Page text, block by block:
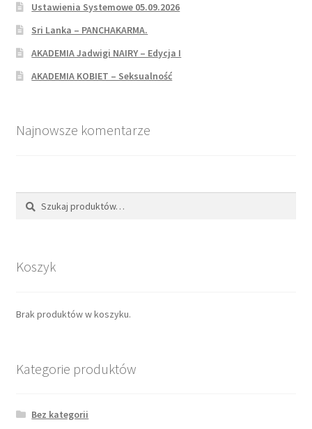
Ustawienia Systemowe 05.09.2026
Sri Lanka – PANCHAKARMA.
AKADEMIA Jadwigi NAIRY – Edycja I
AKADEMIA KOBIET – Seksualność
Najnowsze komentarze
Szukaj
Koszyk
Brak produktów w koszyku.
Kategorie produktów
Bez kategorii